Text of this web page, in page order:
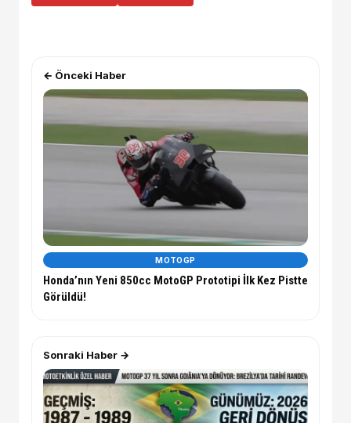
← Önceki Haber
MOTOGP
Honda’nın Yeni 850cc MotoGP Prototipi İlk Kez Pistte
Görüldü!
Sonraki Haber →